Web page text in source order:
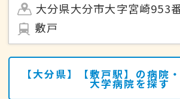
大分県大分市大字宮崎953
敷戸
【大分県】【敷戸駅】の病院
大学病院を探す